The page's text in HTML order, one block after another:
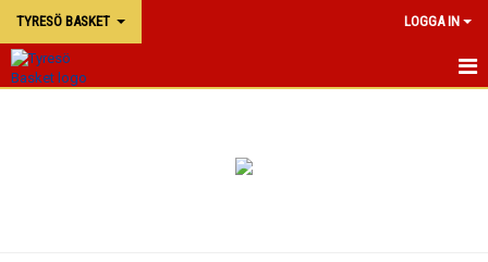
TYRESÖ BASKET LOGGA IN